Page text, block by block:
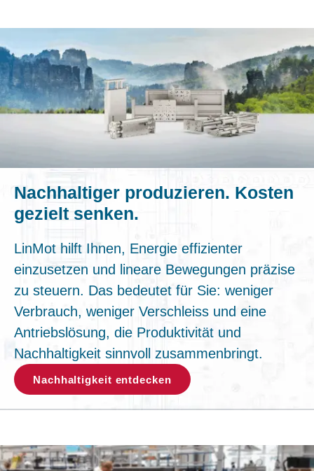
Nachhaltiger produzieren. Kosten
gezielt senken.
LinMot hilft Ihnen, Energie effizienter
einzusetzen und lineare Bewegungen präzise
zu steuern. Das bedeutet für Sie: weniger
Verbrauch, weniger Verschleiss und eine
Antriebslösung, die Produktivität und
Nachhaltigkeit sinnvoll zusammenbringt.
Nachhaltigkeit entdecken